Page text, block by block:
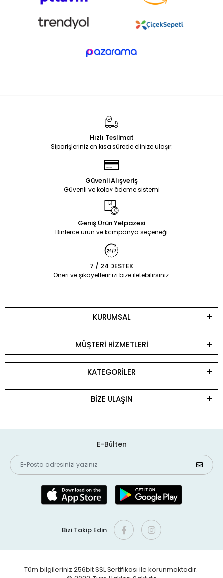
Hızlı Teslimat
Siparişleriniz en kısa sürede elinize ulaşır.
Güvenli Alışveriş
Güvenli ve kolay ödeme sistemi
Geniş Ürün Yelpazesi
Binlerce ürün ve kampanya seçeneği
7 / 24 DESTEK
Öneri ve şikayetlerinizi bize iletebilirsiniz.
KURUMSAL
MÜŞTERİ HİZMETLERİ
KATEGORİLER
BİZE ULAŞIN
E-Bülten
Bizi Takip Edin
Tüm bilgileriniz 256bit SSL Sertifikası ile korunmaktadır.